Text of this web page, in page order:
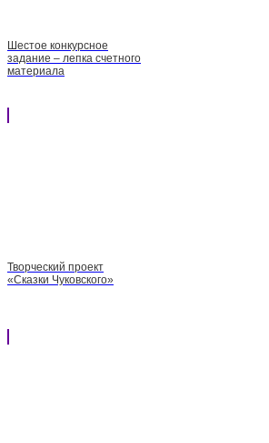
Шестое конкурсное
задание – лепка счетного
материала
Творческий проект
«Сказки Чуковского»